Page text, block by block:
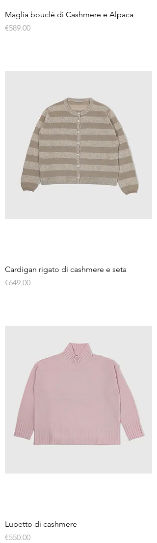
Maglia bouclé di Cashmere e Alpaca
Price
€589.00
Cardigan rigato di cashmere e seta
Price
€649.00
Lupetto di cashmere
Price
€550.00